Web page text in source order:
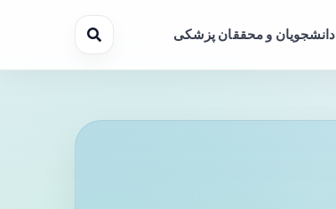
دانشجویان و محققان پزشکی